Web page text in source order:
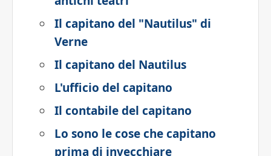
Il capitano del "Nautilus" di
Verne
Il capitano del Nautilus
L'ufficio del capitano
Il contabile del capitano
Lo sono le cose che capitano
prima di invecchiare